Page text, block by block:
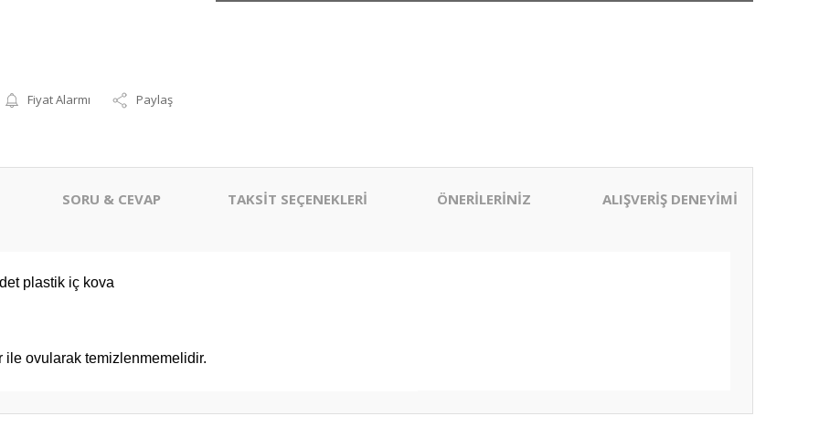
Fiyat Alarmı Paylaş
SORU & CEVAP TAKSİT SEÇENEKLERİ ÖNERİLERİNİZ ALIŞVERİŞ DENEYİMİ
plastik iç kova
ovularak temizlenmemelidir.